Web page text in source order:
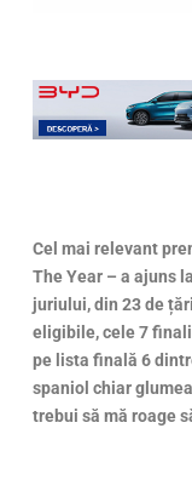
Cel mai relevant
The Year – a ajuns
juriului, din 23 de
eligibile, cele 7
pe lista finală 6
spaniol chiar
trebui să mă roage